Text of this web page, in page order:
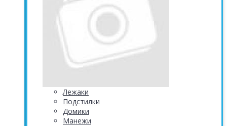
Лежаки
Подстилки
Домики
Манежи